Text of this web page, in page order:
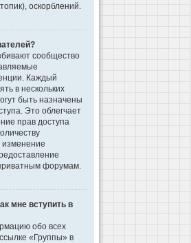
оскорблений.
сообщество
Каждый
в нескольких
быть назначены
Это облегчает
прав доступа
изменение
форумам.
мне вступить в
обо всех
«Группы» в